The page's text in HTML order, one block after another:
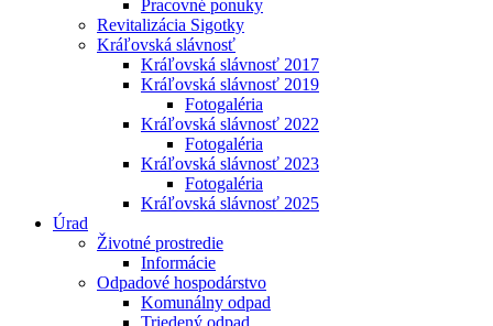
Pracovné ponuky
Revitalizácia Sigotky
Kráľovská slávnosť
Kráľovská slávnosť 2017
Kráľovská slávnosť 2019
Fotogaléria
Kráľovská slávnosť 2022
Fotogaléria
Kráľovská slávnosť 2023
Fotogaléria
Kráľovská slávnosť 2025
Úrad
Životné prostredie
Informácie
Odpadové hospodárstvo
Komunálny odpad